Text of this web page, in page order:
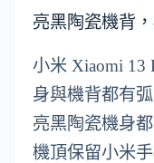
亮黑陶瓷機背
小米 Xiaomi 13
身與機背都有
亮黑陶瓷機身
機頂保留小米